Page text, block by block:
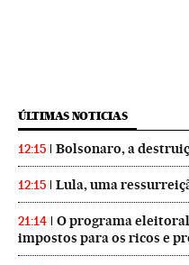
ÚLTIMAS NOTICIAS
12:15 Bolsonaro, a
12:15 Lula, uma
21:14
O programa
impostos para os ricos e